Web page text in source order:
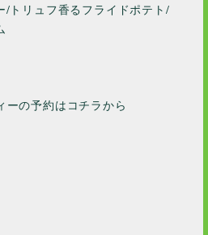
/トリュフ香るフライドポテト/
ーの予約はコチラから